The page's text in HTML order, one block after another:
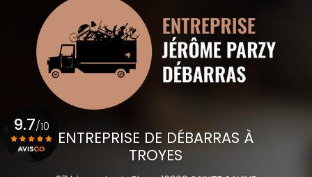
ENTREPRISE DE DÉBARRAS À
TROYES
9.7/10